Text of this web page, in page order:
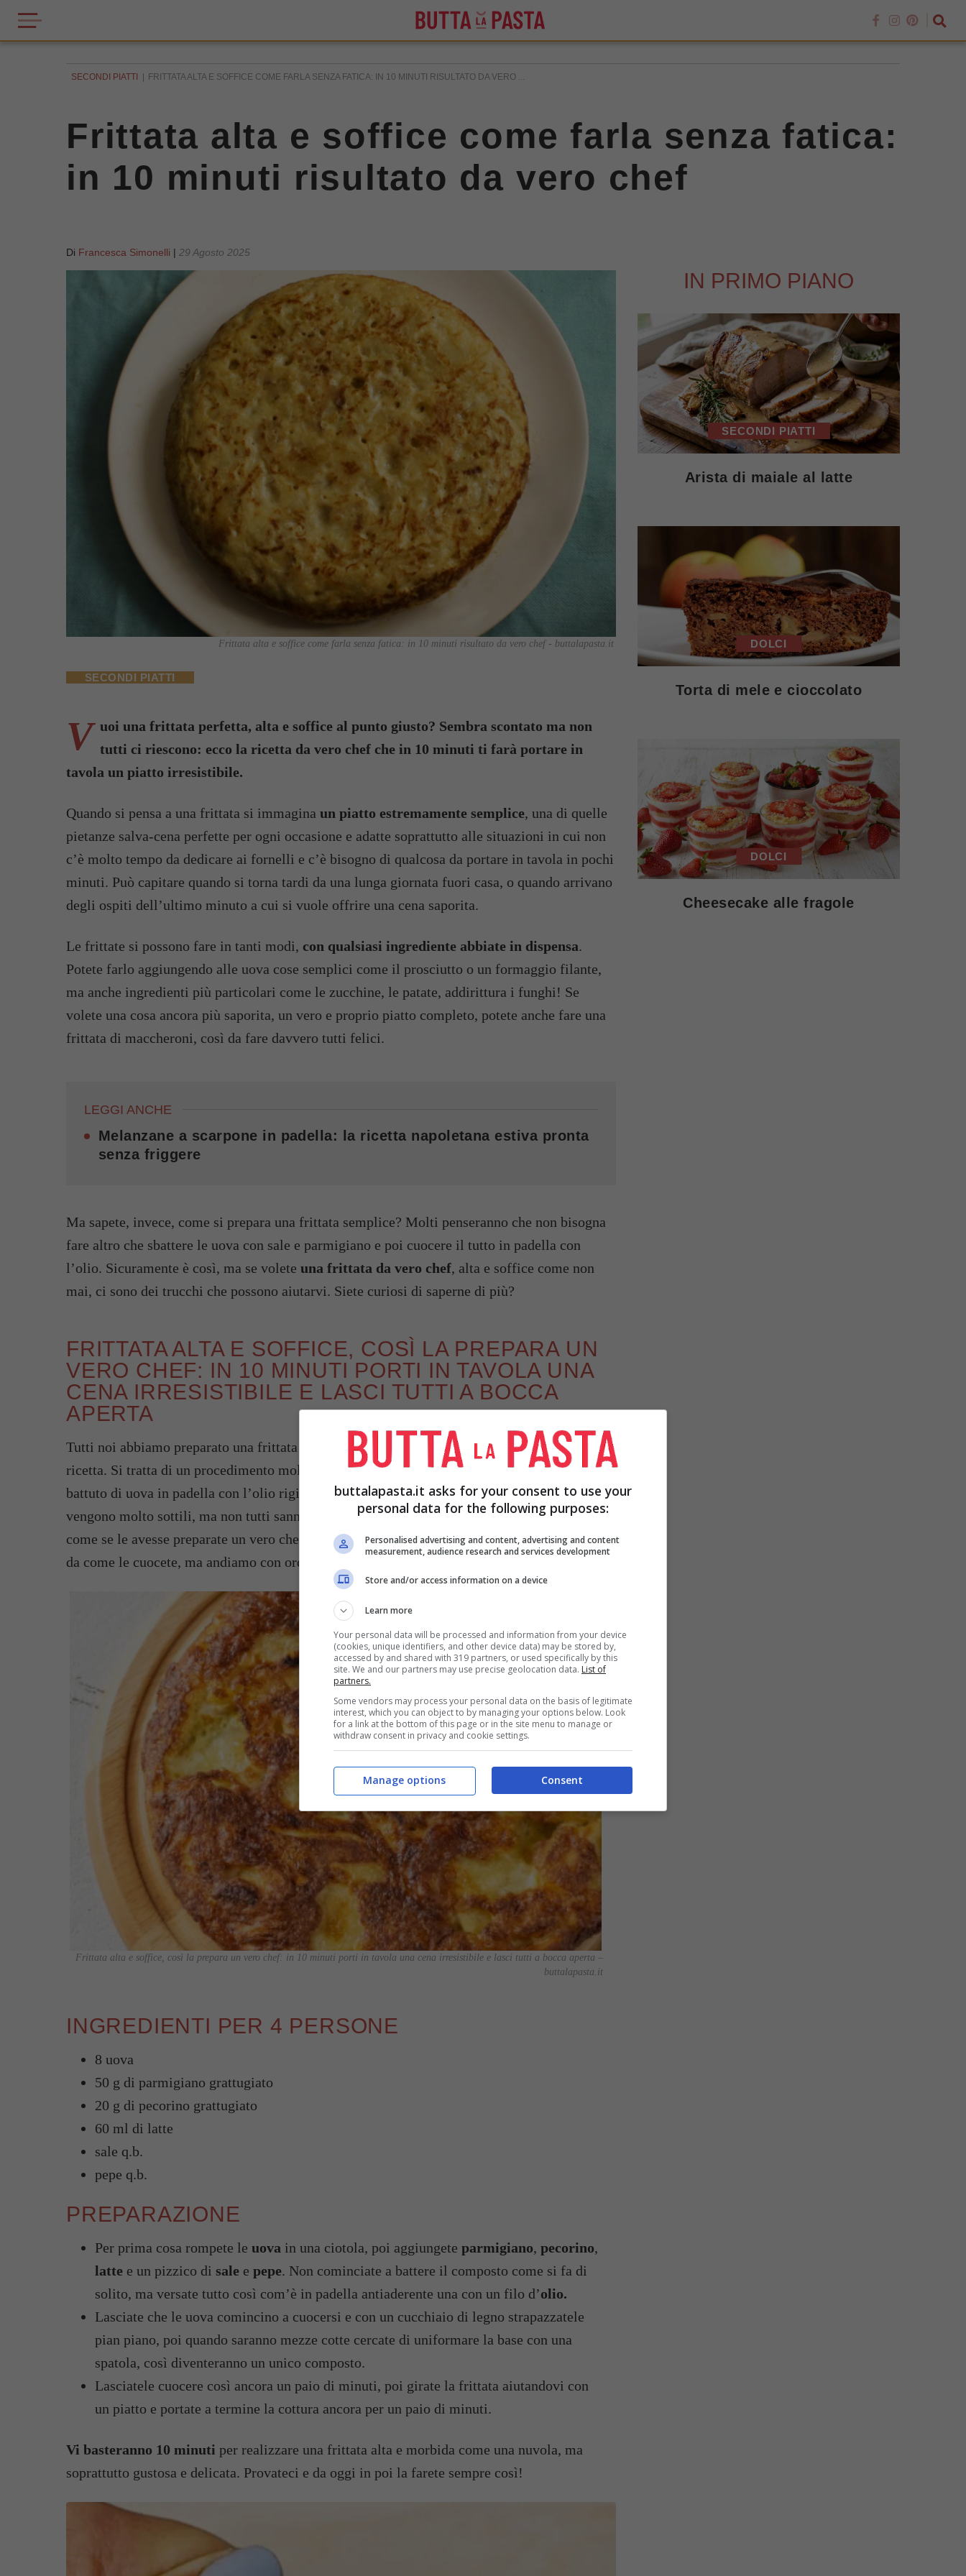
SECONDI PIATTI FRITTATA ALTA E SOFFICE COME FARLA SENZA FATICA: IN 10 MINUTI RISULTATO DA VERO ...
Frittata alta e soffice come farla senza fatica:
in 10 minuti risultato da vero chef
Di Francesca Simonelli | 29 Agosto 2025
Frittata alta e soffice come farla senza fatica: in 10 minuti risultato da vero chef - buttalapasta.it
SECONDI PIATTI
V uoi una frittata perfetta, alta e soffice al punto giusto? Sembra scontato ma non
tutti ci riescono: ecco la ricetta da vero chef che in 10 minuti ti farà portare in
tavola un piatto irresistibile.
Quando si pensa a una frittata si immagina un piatto estremamente semplice, una di quelle
pietanze salva-cena perfette per ogni occasione e adatte soprattutto alle situazioni in cui non
c’è molto tempo da dedicare ai fornelli e c’è bisogno di qualcosa da portare in tavola in pochi
minuti. Può capitare quando si torna tardi da una lunga giornata fuori casa, o quando arrivano
degli ospiti dell’ultimo minuto a cui si vuole offrire una cena saporita.
Le frittate si possono fare in tanti modi, con qualsiasi ingrediente abbiate in dispensa.
Potete farlo aggiungendo alle uova cose semplici come il prosciutto o un formaggio filante,
ma anche ingredienti più particolari come le zucchine, le patate, addirittura i funghi! Se
volete una cosa ancora più saporita, un vero e proprio piatto completo, potete anche fare una
frittata di maccheroni, così da fare davvero tutti felici.
LEGGI ANCHE
Melanzane a scarpone in padella: la ricetta napoletana estiva pronta
senza friggere
Ma sapete, invece, come si prepara una frittata semplice? Molti penseranno che non bisogna
fare altro che sbattere le uova con sale e parmigiano e poi cuocere il tutto in padella con
l’olio. Sicuramente è così, ma se volete una frittata da vero chef, alta e soffice come non
mai, ci sono dei trucchi che possono aiutarvi. Siete curiosi di saperne di più?
FRITTATA ALTA E SOFFICE, COSÌ LA PREPARA UN
VERO CHEF: IN 10 MINUTI PORTI IN TAVOLA UNA
CENA IRRESISTIBILE E LASCI TUTTI A BOCCA
APERTA
Tutti noi abbiamo preparato una frittata almeno una volta nella vita e di certo conosciamo la
ricetta. Si tratta di un procedimento molto semplice e veloce, che consiste nel cuocere un
battuto di uova in padella con l’olio rigirandolo a metà cottura. Solitamente le frittate
vengono molto sottili, ma non tutti sanno che esistono dei trucchi per renderle alte e soffici
come se le avesse preparate un vero chef stellato. Volete scoprire quali sono? Tutto dipende
da come le cuocete, ma andiamo con ordine e scopriamo tutta la ricetta nel dettaglio.
Frittata alta e soffice, così la prepara un vero chef: in 10 minuti porti in tavola una cena irresistibile e lasci tutti a bocca aperta –
buttalapasta.it
INGREDIENTI PER 4 PERSONE
8 uova
50 g di parmigiano grattugiato
20 g di pecorino grattugiato
60 ml di latte
sale q.b.
pepe q.b.
PREPARAZIONE
Per prima cosa rompete le uova in una ciotola, poi aggiungete parmigiano, pecorino,
latte e un pizzico di sale e pepe. Non cominciate a battere il composto come si fa di
solito, ma versate tutto così com’è in padella antiaderente una con un filo d’olio.
Lasciate che le uova comincino a cuocersi e con un cucchiaio di legno strapazzatele
pian piano, poi quando saranno mezze cotte cercate di uniformare la base con una
spatola, così diventeranno un unico composto.
Lasciatele cuocere così ancora un paio di minuti, poi girate la frittata aiutandovi con
un piatto e portate a termine la cottura ancora per un paio di minuti.
Vi basteranno 10 minuti per realizzare una frittata alta e morbida come una nuvola, ma
soprattutto gustosa e delicata. Provateci e da oggi in poi la farete sempre così!
IN PRIMO PIANO
SECONDI PIATTI
Arista di maiale al latte
DOLCI
Torta di mele e cioccolato
DOLCI
Cheesecake alle fragole
buttalapasta.it asks for your consent to use your
personal data for the following purposes:
Personalised advertising and content, advertising and content
measurement, audience research and services development
Store and/or access information on a device
Learn more
Your personal data will be processed and information from your device
(cookies, unique identifiers, and other device data) may be stored by,
accessed by and shared with 319 partners, or used specifically by this
site. We and our partners may use precise geolocation data. List of
partners.
Some vendors may process your personal data on the basis of legitimate
interest, which you can object to by managing your options below. Look
for a link at the bottom of this page or in the site menu to manage or
withdraw consent in privacy and cookie settings.
Consent
Manage options